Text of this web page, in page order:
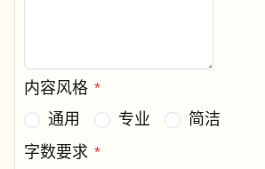
内容风格 *
通用
专业
简洁
字数要求 *